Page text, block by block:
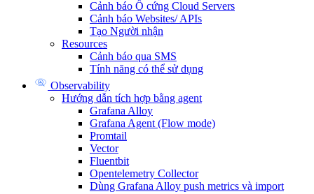
Cảnh báo Ổ cứng Cloud Servers
Cảnh báo Websites/ APIs
Tạo Người nhận
Resources
Cảnh báo qua SMS
Tính năng có thể sử dụng
Observability
Hướng dẫn tích hợp bằng agent
Grafana Alloy
Grafana Agent (Flow mode)
Promtail
Vector
Fluentbit
Opentelemetry Collector
Dùng Grafana Alloy push metrics và import